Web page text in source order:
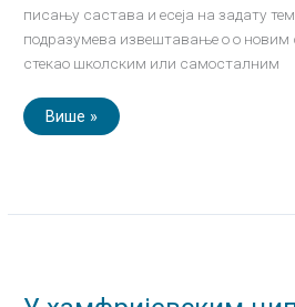
писању састава и есеја на задату
подразумева извештавање о о новим
стекао школским или самосталним
Више »